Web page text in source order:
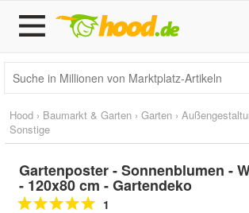
Hood › Baumarkt & Garten › Garten ›
Sonstige
Gartenposter - Sonnenblumen -
- 120x80 cm - Gartendeko
1